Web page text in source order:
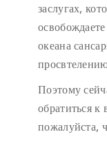
заслугах,
океана
Поэтому
обратиться к
пожалуйста,